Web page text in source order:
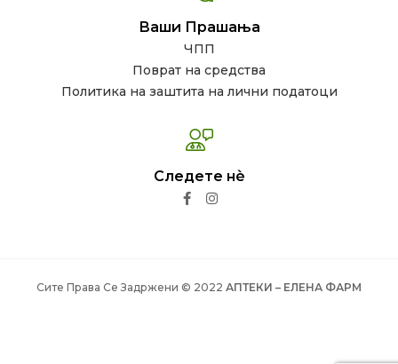
Ваши Прашања
ЧПП
Поврат на средства
Политика на заштита на лични податоци
Следете нѐ
Сите Права Се Задржени © 2022 АПТЕКИ – ЕЛЕНА ФАРМ